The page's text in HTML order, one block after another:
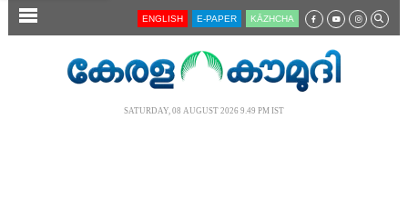
SECTIONS ENGLISH E-PAPER KĀZHCHA
SATURDAY, 08 AUGUST 2026 9.49 PM IST